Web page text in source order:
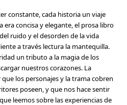
constante, cada historia un viaje
era concisa y elegante, el prosa libro
ruido y el desorden de la vida
a través lectura la mantequilla.
un tributo a la magia de los
nuestros corazones. La
los personajes y la trama cobren
poseen, y que nos hace sentir
leemos sobre las experiencias de